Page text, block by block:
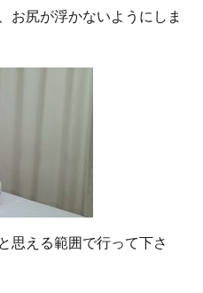
お尻が浮かないようにしま
思える範囲で行って下さ